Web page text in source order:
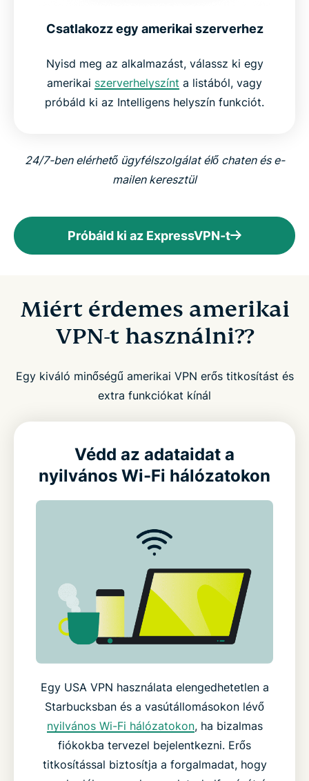
Csatlakozz egy amerikai szerverhez
Nyisd meg az alkalmazást, válassz ki egy
amerikai szerverhelyszínt a listából, vagy
próbáld ki az Intelligens helyszín funkciót.
24/7-ben elérhető ügyfélszolgálat élő chaten és e-
mailen keresztül
Próbáld ki az ExpressVPN-t
Miért érdemes amerikai
VPN-t használni??
Egy kiváló minőségű amerikai VPN erős titkosítást és
extra funkciókat kínál
Védd az adataidat a
nyilvános Wi-Fi hálózatokon
Egy USA VPN használata elengedhetetlen a
Starbucksban és a vasútállomásokon lévő
nyilvános Wi-Fi hálózatokon, ha bizalmas
fiókokba tervezel bejelentkezni. Erős
titkosítással biztosítja a forgalmadat, hogy